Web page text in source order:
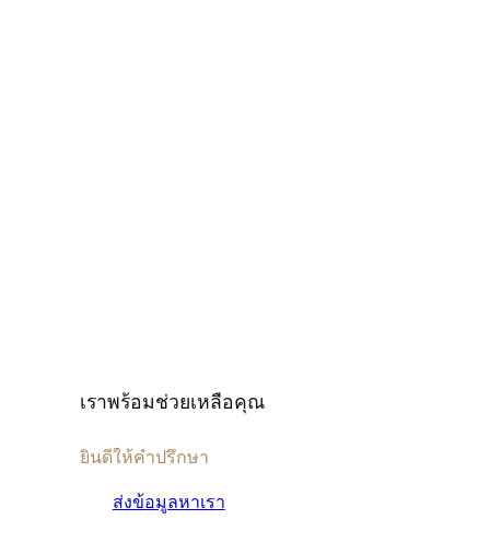
เราพร้อมช่วยเหลือคุณ
ยินดีให้คำปรึกษา
ส่งข้อมูลหาเรา